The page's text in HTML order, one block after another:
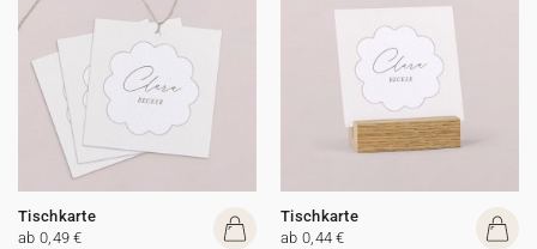
Tischkarte
ab 0,49 €
Tischkarte
ab 0,44 €